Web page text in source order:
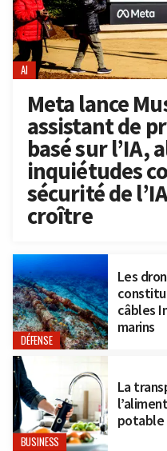
AI
Meta lance
assistant de
basé sur l’IA,
inquiétudes
sécurité de
croître
DÉFENSE
Les
câbles
marins
BUSINESS
La
potable